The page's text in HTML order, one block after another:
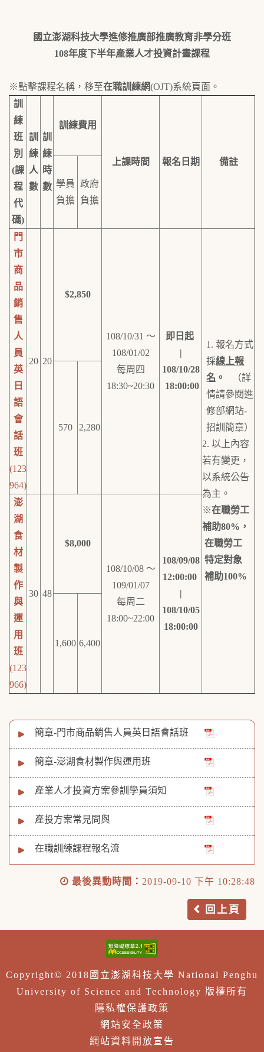
國立澎湖科技大學進修推廣部推廣教育非學分班
108年度下半年產業人才投資計畫課程
※點擊課程名稱，移至在職訓練網(OJT)系統頁面。
訓
練
班
別
(課
程
代
碼)
訓
練
人
數
訓
練
時
數
訓練費用
上課時間 報名日期 備註
學員
負擔
政府
負擔
門
市
商
品
銷
售
人
員
英
日
語
會
話
班
(123
964)
20 20
$2,850
108/10/31 ～
108/01/02
每周四
18:30~20:30
即日起
|
108/10/28
18:00:00
1. 報名方式
採線上報
名 。
（詳
情請參閱進
修部網站-
招訓簡章）
2. 以上內容
若有變更，
以系統公告
為主。
※在職勞工
補助80% ，
在職勞工
特定對象
補助100%
570 2,280
澎
湖
食
材
製
作
與
運
用
班
(123
966)
30 48
$8,000
108/10/08 ～
109/01/07
每周二
18:00~22:00
108/09/08
12:00:00
|
108/10/05
18:00:00
1,600 6,400
簡章-門市商品銷售人員英日語會話班
簡章-澎湖食材製作與運用班
產業人才投資方案參訓學員須知
產投方案常見問與
在職訓練課程報名流
最後異動時間： 2019-09-10 下午 10:28:48
回上頁
Copyright© 2018國立澎湖科技大學 National Penghu
University of Science and Technology 版權所有
隱私權保護政策
網站安全政策
網站資料開放宣告